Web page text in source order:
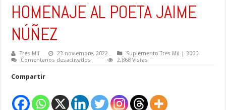
HOMENAJE AL POETA JAIME
NÚÑEZ
Tres Mil 23 noviembre, 2022
Suplemento Tres Mil | 3000
Comentarios desactivados
2,868 Vistas
Compartir